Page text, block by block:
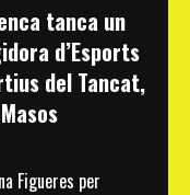
tanca un
d’Esports
del Tancat,
Figueres per